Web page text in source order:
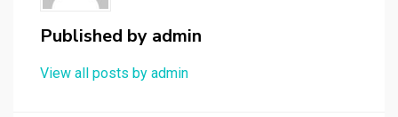
Published by admin
View all posts by admin